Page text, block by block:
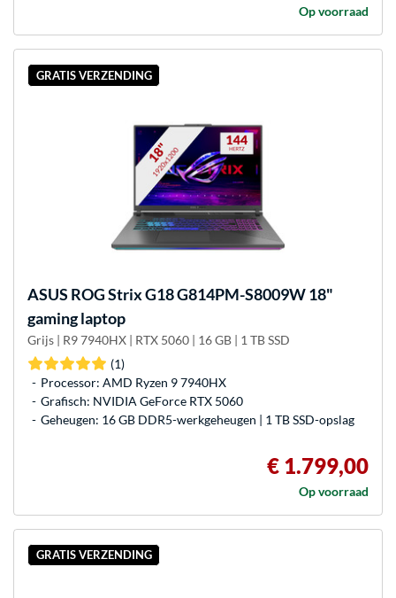
Op voorraad
GRATIS VERZENDING
ASUS ROG Strix G18 G814PM-S8009W 18"
gaming laptop
Grijs | R9 7940HX | RTX 5060 | 16 GB | 1 TB SSD
(1)
Processor: AMD Ryzen 9 7940HX
Grafisch: NVIDIA GeForce RTX 5060
Geheugen: 16 GB DDR5-werkgeheugen | 1 TB SSD-opslag
€ 1.799,00
Op voorraad
GRATIS VERZENDING